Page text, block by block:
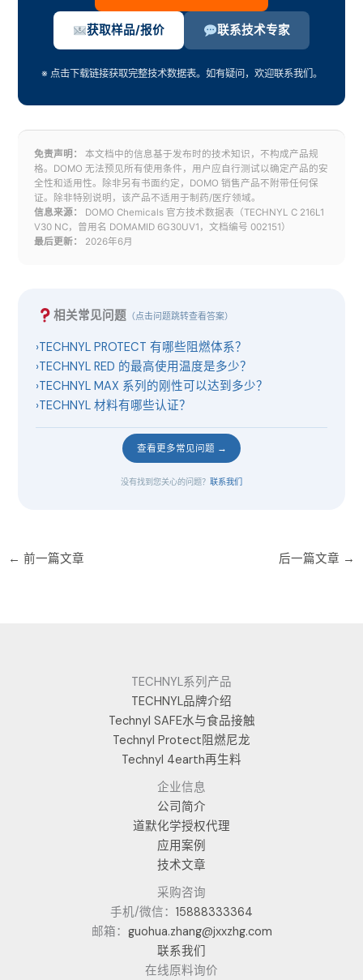
获取样品/报价 联系技术专家
※ 点击下载链接获取完整技术数据表。如有疑问，欢迎联系我们。
免责声明：
本文档中的信息基于发布时的技术知识，不构成产品规
格。DOMO 无法预见所有使用条件，用户应自行测试以确定产品的安
全性和适用性。除非另有书面约定，DOMO 销售产品不附带任何保
证。除非特别说明，该产品不适用于制药/医疗领域。
信息来源：
DOMO Chemicals 官方技术数据表（TECHNYL C 216L1
V30 NC，曾用名 DOMAMID 6G30UV1，文档编号 002151）
最后更新：
2026年6月
相关常见问题（点击问题跳转查看答案）
›TECHNYL PROTECT 有哪些阻燃体系？
›TECHNYL RED 的最高使用温度是多少？
›TECHNYL MAX 系列的刚性可以达到多少？
›TECHNYL 材料有哪些认证？
查看更多常见问题 →
没有找到您关心的问题？ 联系我们
← 前一篇文章 后一篇文章 →
TECHNYL系列产品
TECHNYL品牌介绍
Technyl SAFE水与食品接触
Technyl Protect阻燃尼龙
Technyl 4earth再生料
企业信息
公司简介
道默化学授权代理
应用案例
技术文章
采购咨询
手机/微信： 15888333364
邮箱： guohua.zhang@jxxzhg.com
联系我们
在线原料询价